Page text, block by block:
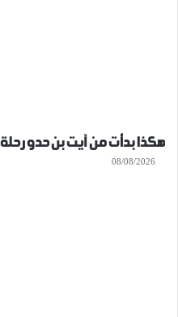
هكذا بدأت من آيت بن حدو
08/08/2026